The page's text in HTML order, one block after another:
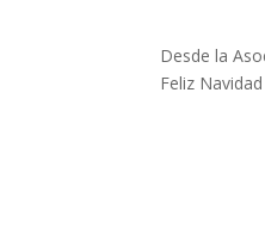
Desde la
Feliz